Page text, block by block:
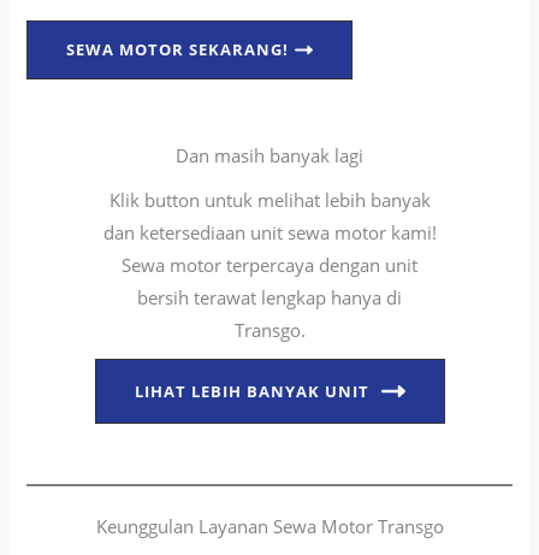
SEWA MOTOR SEKARANG!
Dan masih banyak lagi
Klik button untuk melihat lebih banyak
dan ketersediaan unit sewa motor kami!
Sewa motor terpercaya dengan unit
bersih terawat lengkap hanya di
Transgo.
LIHAT LEBIH BANYAK UNIT
Keunggulan Layanan Sewa Motor Transgo